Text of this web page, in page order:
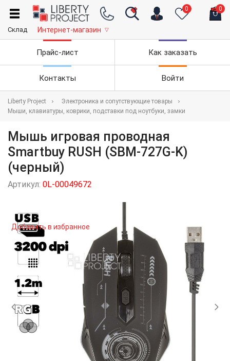
0 0
Склад Интернет-магазин ▽
Прайс-лист Как заказать
Контакты Войти
Liberty Project
Электроника и сопутствующие товары
Мыши, клавиатуры, коврики, подставки под ноутбуки, замки
Мышь игровая проводная
Smartbuy RUSH (SBM-727G-K)
(черный)
Артикул: 0L-00049672
Добавить в избранное